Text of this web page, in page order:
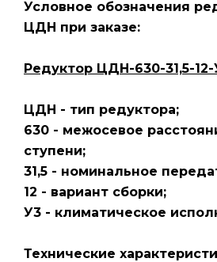
Условное обозначения
ЦДН при заказе:
Редуктор ЦДН-630-31,5-12-
ЦДН - тип редуктора;
630 - межосевое
ступени;
31,5 - номинальное
12 - вариант сборки;
У3 - климатическое
Технические